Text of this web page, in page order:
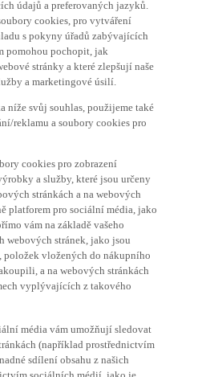
cookies, pro vytváření
s pokyny úřadů zabývajících
pomohou pochopit, jak
stránky a které zlepšují naše
a marketingové úsilí.
reklamu a soubory cookies pro
a služby, které jsou určeny
stránkách a na webových
platforem pro sociální média, jako
vám na základě vašeho
stránek, jako jsou
vložených do nákupního
a na webových stránkách
vyplývajících z takového
(například prostřednictvím
sdílení obsahu z našich
sociálních médií, jako je